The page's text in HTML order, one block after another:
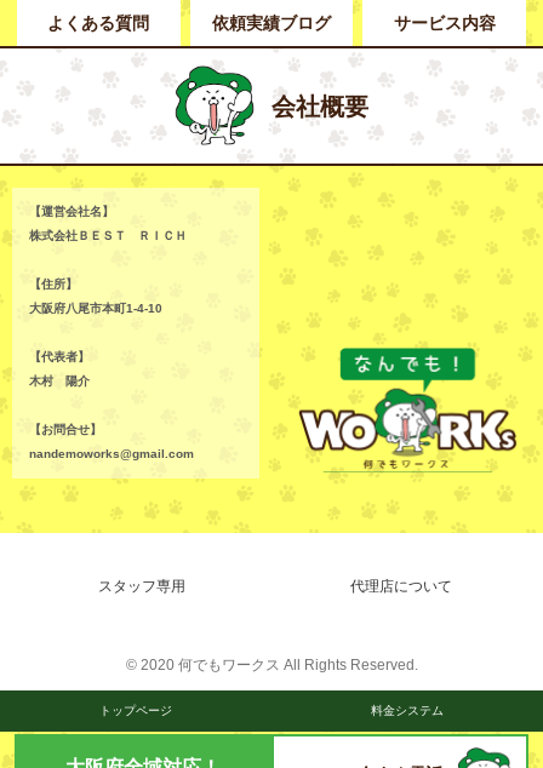
よくある質問 依頼実績ブログ サービス内容
会社概要
【運営会社名】
株式会社ＢＥＳＴ ＲＩＣＨ
【住所】
大阪府八尾市本町1-4-10
【代表者】
木村 陽介
【お問合せ】
nandemoworks@gmail.com
スタッフ専用 代理店について
© 2020 何でもワークス All Rights Reserved.
トップページ 料金システム